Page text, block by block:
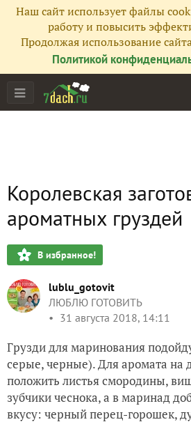
Наш сайт использует файлы
работу и повысить
Продолжая использование
Политикой
Королевская
ароматных груздей
В избранное!
lublu_gotovit
ЛЮБЛЮ ГОТОВИТЬ
31 августа 2018, 14:11
Грузди для маринования
серые, черные). Для аромата на
положить листья смородины,
зубчики чеснока, а в маринад
вкусу: черный перец-горошек,